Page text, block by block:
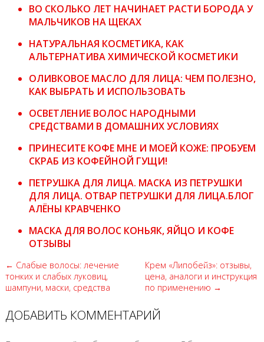
ВО СКОЛЬКО ЛЕТ НАЧИНАЕТ РАСТИ БОРОДА У
МАЛЬЧИКОВ НА ЩЕКАХ
НАТУРАЛЬНАЯ КОСМЕТИКА, КАК
АЛЬТЕРНАТИВА ХИМИЧЕСКОЙ КОСМЕТИКИ
ОЛИВКОВОЕ МАСЛО ДЛЯ ЛИЦА: ЧЕМ ПОЛЕЗНО,
КАК ВЫБРАТЬ И ИСПОЛЬЗОВАТЬ
ОСВЕТЛЕНИЕ ВОЛОС НАРОДНЫМИ
СРЕДСТВАМИ В ДОМАШНИХ УСЛОВИЯХ
ПРИНЕСИТЕ КОФЕ МНЕ И МОЕЙ КОЖЕ: ПРОБУЕМ
СКРАБ ИЗ КОФЕЙНОЙ ГУЩИ!
ПЕТРУШКА ДЛЯ ЛИЦА. МАСКА ИЗ ПЕТРУШКИ
ДЛЯ ЛИЦА. ОТВАР ПЕТРУШКИ ДЛЯ ЛИЦА.БЛОГ
АЛЁНЫ КРАВЧЕНКО
МАСКА ДЛЯ ВОЛОС КОНЬЯК, ЯЙЦО И КОФЕ
ОТЗЫВЫ
← Слабые волосы: лечение
тонких и слабых луковиц,
шампуни, маски, средства
Крем «Липобейз»: отзывы,
цена, аналоги и инструкция
по применению →
ДОБАВИТЬ КОММЕНТАРИЙ